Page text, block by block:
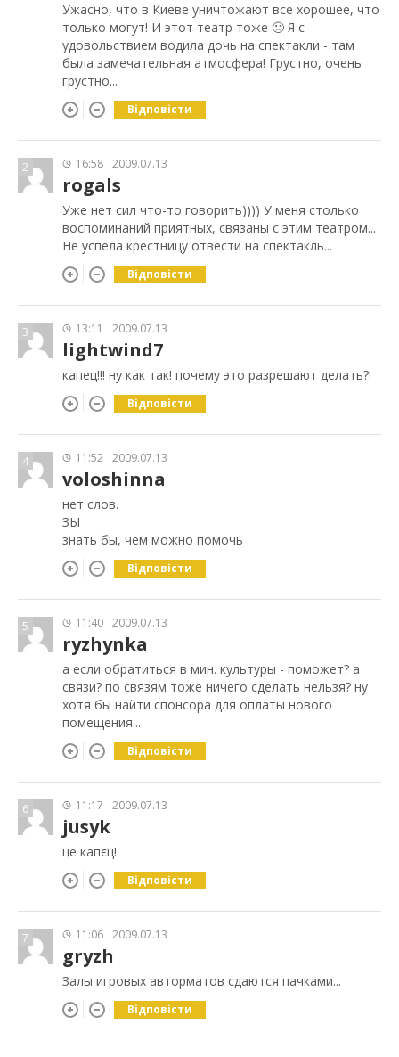
Ужасно, что в Киеве уничтожают все хорошее, что
только могут! И этот театр тоже 🙁 Я с
удовольствием водила дочь на спектакли - там
была замечательная атмосфера! Грустно, очень
грустно...
Відповісти
2 16:58 2009.07.13
rogals
Уже нет сил что-то говорить)))) У меня столько
воспоминаний приятных, связаны с этим театром...
Не успела крестницу отвести на спектакль...
Відповісти
3 13:11 2009.07.13
lightwind7
капец!!! ну как так! почему это разрешают делать?!
Відповісти
4 11:52 2009.07.13
voloshinna
нет слов.
ЗЫ
знать бы, чем можно помочь
Відповісти
5 11:40 2009.07.13
ryzhynka
а если обратиться в мин. культуры - поможет? а
связи? по связям тоже ничего сделать нельзя? ну
хотя бы найти спонсора для оплаты нового
помещения...
Відповісти
6 11:17 2009.07.13
jusyk
це капєц!
Відповісти
7 11:06 2009.07.13
gryzh
Залы игровых авторматов сдаются пачками...
Відповісти